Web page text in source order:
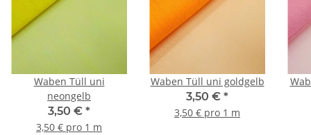
Waben Tüll uni
neongelb
3,50 € *
3,50 € pro 1 m
Waben Tüll uni goldgelb
3,50 € *
3,50 € pro 1 m